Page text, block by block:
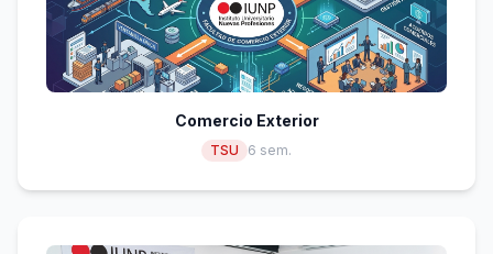
Comercio Exterior
TSU 6 sem.